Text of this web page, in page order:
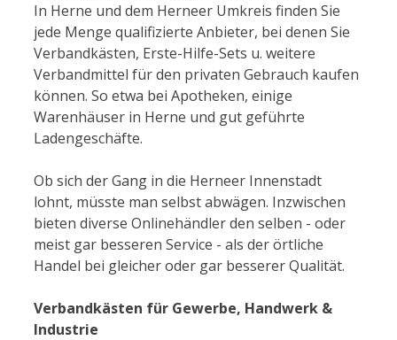
In Herne und dem Herneer Umkreis finden Sie
jede Menge qualifizierte Anbieter, bei denen Sie
Verbandkästen, Erste-Hilfe-Sets u. weitere
Verbandmittel für den privaten Gebrauch kaufen
können. So etwa bei Apotheken, einige
Warenhäuser in Herne und gut geführte
Ladengeschäfte.
Ob sich der Gang in die Herneer Innenstadt
lohnt, müsste man selbst abwägen. Inzwischen
bieten diverse Onlinehändler den selben - oder
meist gar besseren Service - als der örtliche
Handel bei gleicher oder gar besserer Qualität.
Verbandkästen für Gewerbe, Handwerk &
Industrie